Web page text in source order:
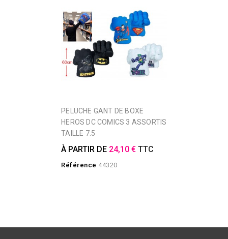
PELUCHE GANT DE BOXE
HEROS DC COMICS 3 ASSORTIS
TAILLE 7.5
À PARTIR DE 24,10 € TTC
Référence 44320